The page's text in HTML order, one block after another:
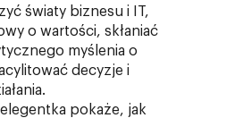
światy biznesu i IT,
o wartości, skłaniać
myślenia o
decyzje i
pokaże, jak